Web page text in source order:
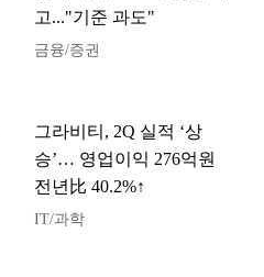
고..."기준 과도"
금융/증권
그라비티, 2Q 실적 ‘상
승’… 영업이익 276억원
전년比 40.2%↑
IT/과학